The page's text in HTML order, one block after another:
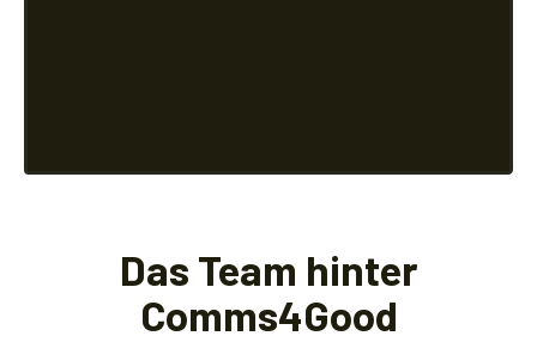
Das Team hinter
Comms4Good